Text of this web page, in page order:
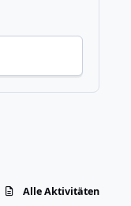
Alle Aktivitäten